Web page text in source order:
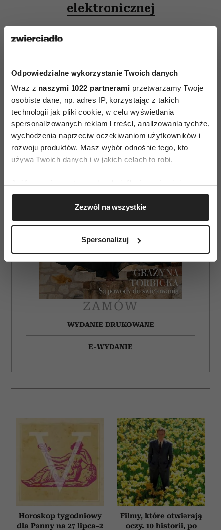
Odpowiedzialne wykorzystanie Twoich danych
Wraz z naszymi 1022 partnerami przetwarzamy Twoje
osobiste dane, np. adres IP, korzystając z takich
technologii jak pliki cookie, w celu wyświetlania
spersonalizowanych reklam i treści, analizowania tychże,
wychodzenia naprzeciw oczekiwaniom użytkowników i
rozwoju produktów. Masz wybór odnośnie tego, kto
używa Twoich danych i w jakich celach to robi.
Gromadzić dane dotyczące Twojej lokalizacji
geograficznej z dokładnością nawet do kilku metrów
Identyfikować Twoje urządzenie, aktywnie
(fingerprinting, czyli wirtualny odcisk palca)
dane są przetwarzane oraz ustaw własne preferencje w
sekcji szczegółów. W Deklaracji plików cookie możesz
zmienić lub wycofać swoją zgodę w dowolnej chwili.
i reklam, aby oferować funkcje społecznościowe i
otrzymanymi od Ciebie lub uzyskanymi podczas
Zezwól na wszystkie
Spersonalizuj
elektronicznej
AUTOPROMOCJA
ZAMÓW
WYDANIE DRUKOWANE
E-WYDANIE
Horoskop tygodniowy
dla Panny na 27 lipca–2
Filmy, które otwierają
oczy. 10 historii, po